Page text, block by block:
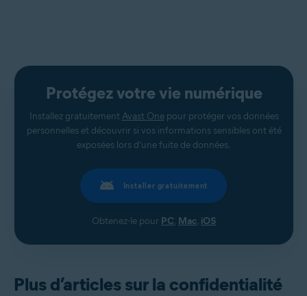
Protégez votre vie numérique
Installez gratuitement Avast Onepour protéger vos données
personnelles et découvrir si vos informations sensibles ont été
exposées lors d’une fuite de données.
Installer gratuitement
Obtenez-le pour PC, Mac, iOS
Plus d’articles sur la confidentialité